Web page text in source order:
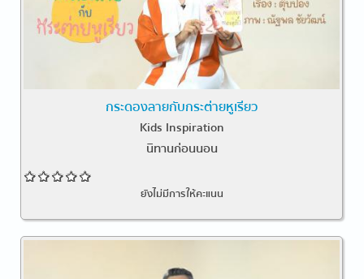
กระดองลายกับกระต่ายหูเรียว
Kids Inspiration
นิทานก่อนนอน
ยังไม่มีการให้คะแนน